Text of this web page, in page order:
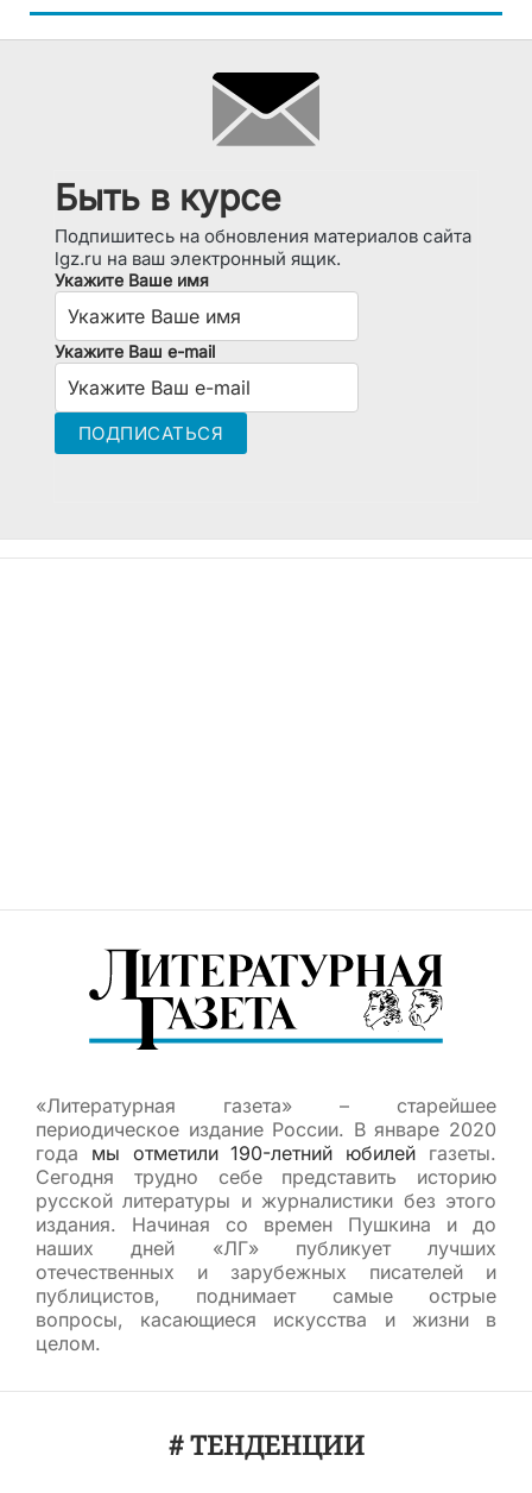
Быть в курсе
Подпишитесь на обновления материалов сайта
lgz.ru на ваш электронный ящик.
Укажите Ваше имя
Укажите Ваш e-mail
«Литературная газета» – старейшее
периодическое издание России. В январе 2020
года мы отметили 190-летний юбилей газеты.
Сегодня трудно себе представить историю
русской литературы и журналистики без этого
издания. Начиная со времен Пушкина и до
наших дней «ЛГ» публикует лучших
отечественных и зарубежных писателей и
публицистов, поднимает самые острые
вопросы, касающиеся искусства и жизни в
целом.
# ТЕНДЕНЦИИ